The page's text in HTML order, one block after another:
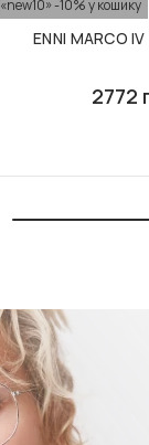
«new10» -10% у кошику
ENNI MARCO
2772